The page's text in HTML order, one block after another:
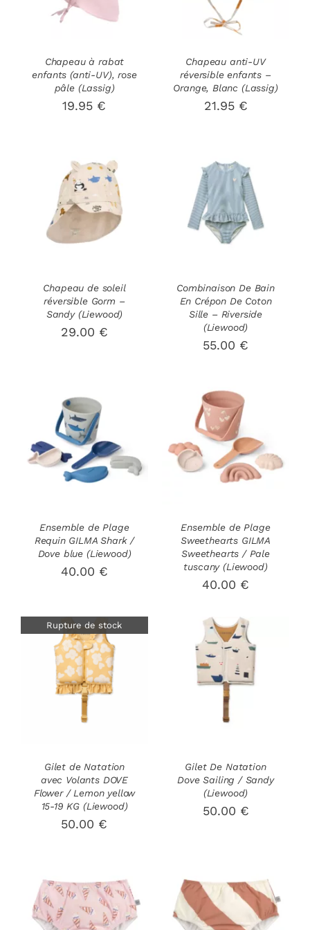
PLUSIEURS
OPTIONS
PEUVENT
ÊTRE
CHOISIES
DU
PRODUIT
Chapeau à rabat
enfants (anti-UV), rose
pâle (Lassig)
19.95 €
A
OPTIONS
PEUVENT
ÊTRE
CHOISIES
DU
PRODUIT
Chapeau anti-UV
réversible enfants –
Orange, Blanc (Lassig)
21.95 €
CHOIX DES
OPTIONS CE
PRODUIT
A
OPTIONS
PEUVENT
ÊTRE
CHOISIES
PRODUIT
/
DÉTAILS
Chapeau de soleil
réversible Gorm –
Sandy (Liewood)
29.00 €
CHOIX DES
OPTIONS
CE
PRODUIT
A
OPTIONS
PEUVENT
ÊTRE
CHOISIES
SUR
DU
PRODUIT
/
DÉTAILS
Combinaison De Bain
En Crépon De Coton
Sille – Riverside
(Liewood)
55.00 €
AJOUTER AU
PANIER
/
DÉTAILS
Ensemble de Plage
Requin GILMA Shark /
Dove blue (Liewood)
40.00 €
AJOUTER AU
PANIER
/
DÉTAILS
Ensemble de Plage
Sweethearts GILMA
Sweethearts / Pale
tuscany (Liewood)
40.00 €
Rupture de stock
DÉTAILS
Gilet de Natation
avec Volants DOVE
Flower / Lemon yellow
15-19 KG (Liewood)
50.00 €
CHOIX DES
OPTIONS CE
OPTIONS
PEUVENT
ÊTRE
CHOISIES
PRODUIT
/
DÉTAILS
Gilet De Natation
Dove Sailing / Sandy
(Liewood)
50.00 €
CHOIX DES
OPTIONS CE
/
CHOIX DES
OPTIONS